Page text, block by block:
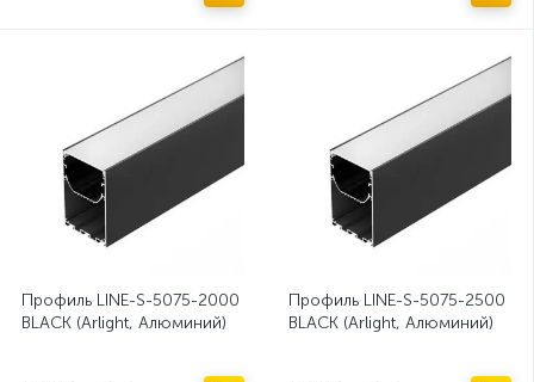
Профиль LINE-S-5075-2000
BLACK (Arlight, Алюминий)
Профиль LINE-S-5075-2500
BLACK (Arlight, Алюминий)